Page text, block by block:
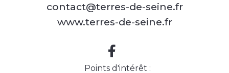
contact@terres-de-seine.fr
www.terres-de-seine.fr
Points d'intérêt :